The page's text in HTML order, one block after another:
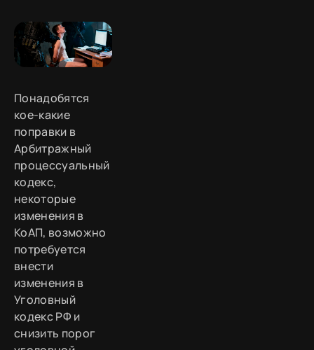
Понадобятся
кое-какие
поправки в
Арбитражный
процессуальный
кодекс,
некоторые
изменения в
КоАП, возможно
потребуется
внести
изменения в
Уголовный
кодекс РФ и
снизить порог